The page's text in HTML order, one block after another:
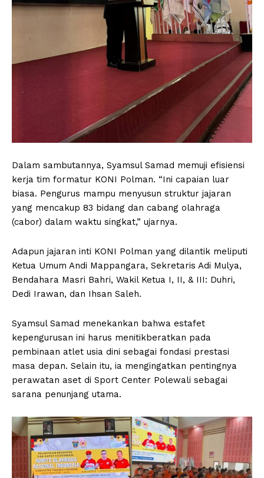
Dalam sambutannya, Syamsul Samad memuji efisiensi
kerja tim formatur KONI Polman. “Ini capaian luar
biasa. Pengurus mampu menyusun struktur jajaran
yang mencakup 83 bidang dan cabang olahraga
(cabor) dalam waktu singkat,” ujarnya.
Adapun jajaran inti KONI Polman yang dilantik meliputi
Ketua Umum Andi Mappangara, Sekretaris Adi Mulya,
Bendahara Masri Bahri, Wakil Ketua I, II, & III: Duhri,
Dedi Irawan, dan Ihsan Saleh.
Syamsul Samad menekankan bahwa estafet
kepengurusan ini harus menitikberatkan pada
pembinaan atlet usia dini sebagai fondasi prestasi
masa depan. Selain itu, ia mengingatkan pentingnya
perawatan aset di Sport Center Polewali sebagai
sarana penunjang utama.